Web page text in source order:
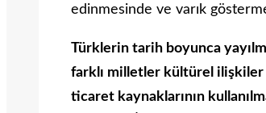
edinmesinde ve varık
Türklerin tarih boyunca
farklı milletler kültürel ilişkiler
ticaret kaynaklarının